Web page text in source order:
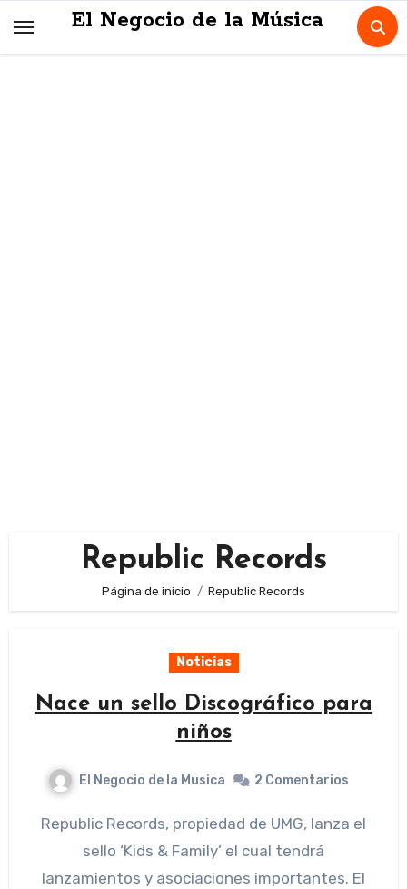
El Negocio de la Música
Republic Records
Página de inicio Republic Records
Noticias
Nace un sello Discográfico para
niños
El Negocio de la Musica 2 Comentarios
Republic Records, propiedad de UMG, lanza el
sello ‘Kids & Family’ el cual tendrá
lanzamientos y asociaciones importantes. El